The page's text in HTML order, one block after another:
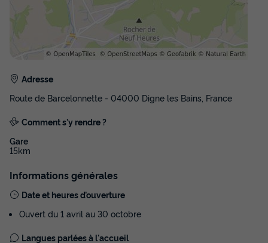
Adresse
Route de Barcelonnette - 04000 Digne les Bains, France
Comment s'y rendre ?
Gare
15km
Informations générales
Date et heures d’ouverture
Ouvert du 1 avril au 30 octobre
Langues parlées à l'accueil